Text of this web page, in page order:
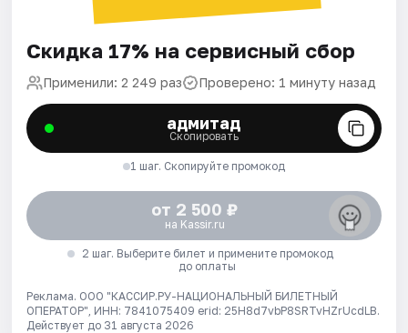
Скидка 17% на сервисный сбор
Применили: 2 249 раз Проверено: 1 минуту назад
адмитад
Скопировать
1 шаг. Скопируйте промокод
от 2 500 ₽
на Kassir.ru
2 шаг. Выберите билет и примените промокод
до оплаты
Реклама. ООО "КАССИР.РУ-НАЦИОНАЛЬНЫЙ БИЛЕТНЫЙ
ОПЕРАТОР", ИНН: 7841075409 erid: 25H8d7vbP8SRTvHZrUcdLB.
Действует до 31 августа 2026